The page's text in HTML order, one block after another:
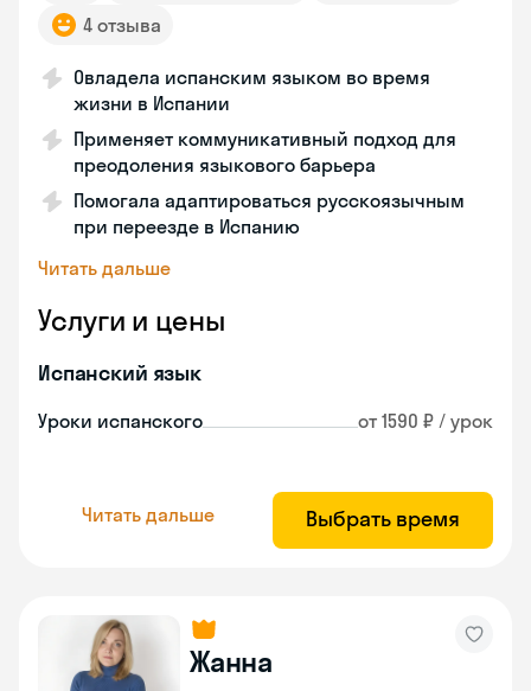
4 отзыва
Овладела испанским языком во время
жизни в Испании
Применяет коммуникативный подход для
преодоления языкового барьера
Помогала адаптироваться русскоязычным
при переезде в Испанию
Читать дальше
Услуги и цены
Испанский язык
Уроки испанского от 1590 ₽ / урок
Читать дальше Выбрать время
Жанна